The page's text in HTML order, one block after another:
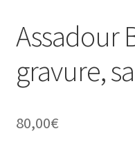
Assadour
gravure,
80,00€